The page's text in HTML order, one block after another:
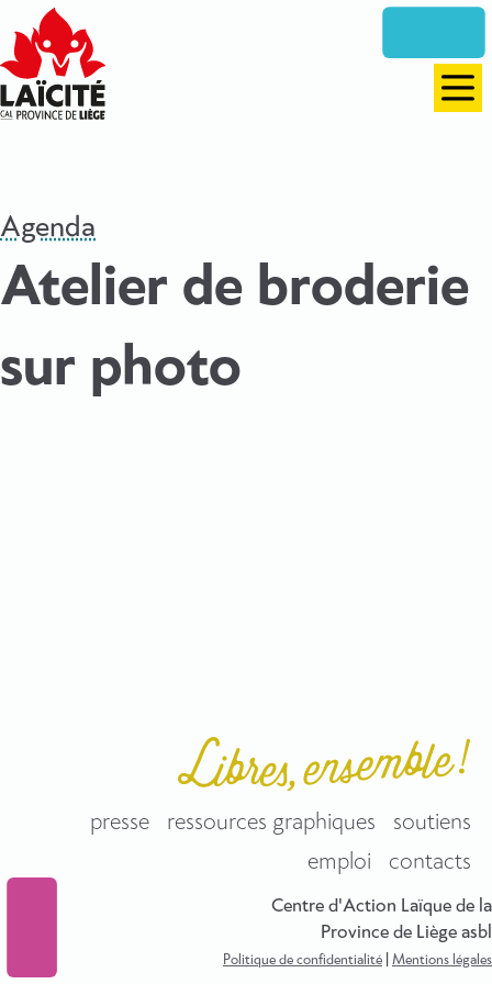
directement
vers
le
contenu
Agenda
Atelier de broderie
sur photo
presse ressources graphiques
soutiens
emploi
contacts
Centre d'Action Laïque de la
Province de Liège asbl
Politique de confidentialité Mentions légales